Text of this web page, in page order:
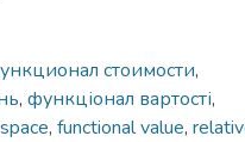
стоимости,
, функціонал вартості,
, functional value,